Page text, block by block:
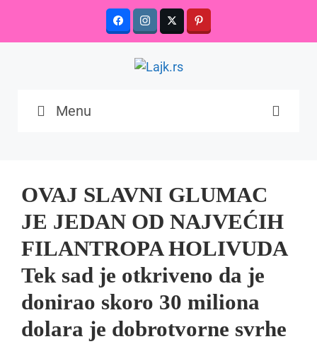
content
Menu
OVAJ SLAVNI GLUMAC
JE JEDAN OD NAJVEĆIH
FILANTROPA HOLIVUDA
Tek sad je otkriveno da je
donirao skoro 30 miliona
dolara je dobrotvorne svrhe